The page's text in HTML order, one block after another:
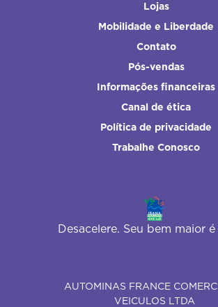
Lojas
Mobilidade e Liberdade
Contato
Pós-vendas
Informações financeiras
Canal de ética
Política de privacidade
Trabalhe Conosco
Desacelere. Seu bem maior
AUTOMINAS FRANCE
VEICULOS LTDA